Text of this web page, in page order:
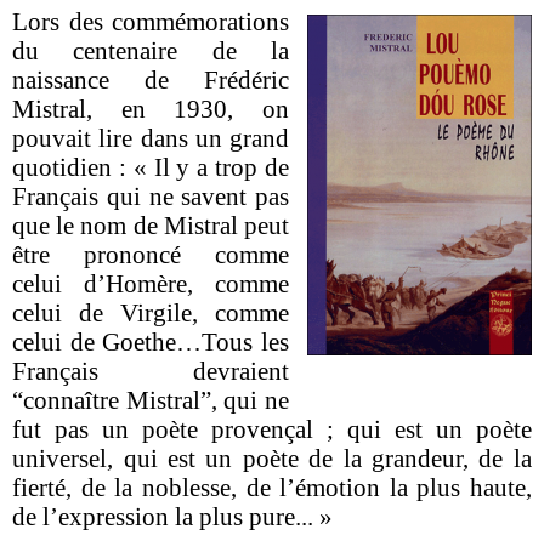
Lors des commémorations
du centenaire de la
naissance de Frédéric
Mistral, en 1930, on
pouvait lire dans un grand
quotidien : « Il y a trop de
Français qui ne savent pas
que le nom de Mistral peut
être prononcé comme
celui d’Homère, comme
celui de Virgile, comme
celui de Goethe…Tous les
Français devraient
“connaître Mistral”, qui ne
fut pas un poète provençal ; qui est un poète
universel, qui est un poète de la grandeur, de la
fierté, de la noblesse, de l’émotion la plus haute,
de l’expression la plus pure... »